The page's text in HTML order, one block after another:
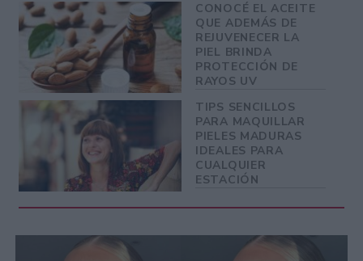
CONOCÉ EL ACEITE
QUE ADEMÁS DE
REJUVENECER LA
PIEL BRINDA
PROTECCIÓN DE
RAYOS UV
TIPS SENCILLOS
PARA MAQUILLAR
PIELES MADURAS
IDEALES PARA
CUALQUIER
ESTACIÓN